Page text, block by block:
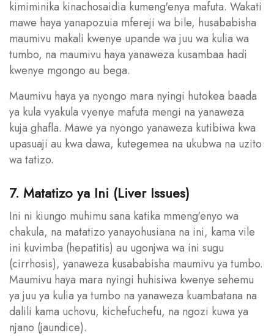
kimiminika kinachosaidia kumeng'enya mafuta. Wakati
mawe haya yanapozuia mfereji wa bile, husababisha
maumivu makali kwenye upande wa juu wa kulia wa
tumbo, na maumivu haya yanaweza kusambaa hadi
kwenye mgongo au bega.
Maumivu haya ya nyongo mara nyingi hutokea baada
ya kula vyakula vyenye mafuta mengi na yanaweza
kuja ghafla. Mawe ya nyongo yanaweza kutibiwa kwa
upasuaji au kwa dawa, kutegemea na ukubwa na uzito
wa tatizo.
7. Matatizo ya Ini (Liver Issues)
Ini ni kiungo muhimu sana katika mmeng'enyo wa
chakula, na matatizo yanayohusiana na ini, kama vile
ini kuvimba (hepatitis) au ugonjwa wa ini sugu
(cirrhosis), yanaweza kusababisha maumivu ya tumbo.
Maumivu haya mara nyingi huhisiwa kwenye sehemu
ya juu ya kulia ya tumbo na yanaweza kuambatana na
dalili kama uchovu, kichefuchefu, na ngozi kuwa ya
njano (jaundice).